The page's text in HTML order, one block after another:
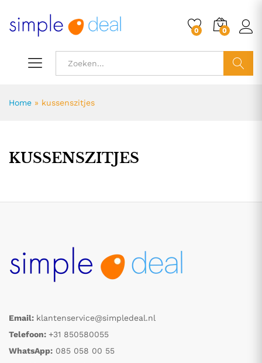
0 0
Home » kussenszitjes
KUSSENSZITJES
Email: klantenservice@simpledeal.nl
Telefoon: +31 850580055
WhatsApp: 085 058 00 55